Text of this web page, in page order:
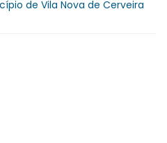
de Vila Nova de Cerveira